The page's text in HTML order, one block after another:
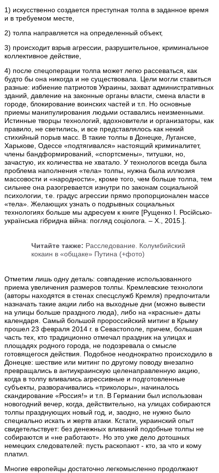
1) искусственно создается преступная толпа в заданное время
и в требуемом месте,
2) толпа направляется на определенный объект,
3) происходит взрыв агрессии, разрушительное, криминальное
коллективное действие,
4) после спецоперации толпа может легко рассеваться, как
будто бы она никогда и не существовала. Цели могли ставиться
разные: избиение патриотов Украины, захват административных
зданий, давление на законные органы власти, смена власти в
городе, блокирование воинских частей и т.п. Но основные
приемы манипулирования людьми оставались неизменными.
Истинные творцы технологий, вдохновители и организаторы, как
правило, не светились, и все представлялось как некий
стихийный порыв масс. В такие толпы в Донецке, Луганске,
Харькове, Одессе «подтягивался» настоящий криминалитет,
члены бандформирований, «спортсмены», титушки, но,
зачастую, их количества не хватало. У технологов всегда была
проблема наполнения «тела» толпы, нужна была иллюзия
массовости и «народности», кроме того, чем больше толпа, тем
сильнее она разогревается изнутри по законам социальной
психологии, т.е. градус агрессии прямо пропорционален массе
«тела». Желающих узнать о подрывных социальных
технологиях больше мы адресуем к книге [Рущенко І. Російсько-
українська гібридна війна: погляд соціолога. – Х., 2015.].
Читайте также: Расследование. Колумбийский
кокаин в «общаке» Путина (+фото)
Отметим лишь одну деталь: совпадение использованного
приема увеличения размеров толпы. Кремлевские технологи
(авторы находятся в стенах спесцслужб Кремля) предпочитали
назначать такие акции либо на выходные дни (можно вывести
на улицы больше праздного люда), либо на «красные» даты
календаря. Самый большой пророссийский митинг в Крыму
прошел 23 февраля 2014 г. в Севастополе, причем, большая
часть тех, кто традиционно отмечал праздник на улицах и
площадях родного города, не подозревала о смысле
готовящегося действия. Подобное неоднократно происходило в
Донецке: шествие или митинг по другому поводу внезапно
превращались в антиукраинскую целенаправленную акцию,
когда в толпу вливались агрессивные и подготовленные
субъекты, разворачивались «триколоры», начиналось
скандирование «Россия!» и т.п. В Германии был использован
новогодний вечер, когда, действительно, на улицах собираются
толпы празднующих новый год, и, заодно, не нужно было
специально искать и жертв атаки. Кстати, украинский опыт
свидетельствует: без денежных вливаний подобные толпы не
собираются и «не работают». Но это уже дело дотошных
немецких следователей: пусть раскопают - кто, за что и кому
платил.
Многие европейцы достаточно легкомысленно продолжают